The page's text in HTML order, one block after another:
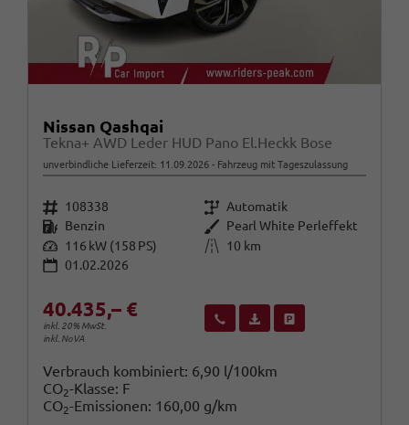
Nissan Qashqai
Tekna+ AWD Leder HUD Pano El.Heckk Bose
unverbindliche Lieferzeit: 11.09.2026 Fahrzeug mit Tageszulassung
Fahrzeugnr. 108338 Getriebe Automatik
Kraftstoff Benzin Außenfarbe Pearl White Perleffekt
Leistung 116 kW (158 PS) Kilometerstand
10 km
01.02.2026
40.435,– €
inkl. 20% MwSt.
inkl. NoVA
Wir rufen Sie anFahrzeugexposé (PDF)
Verbrauch kombiniert: 6,90 l/100km
CO2-Klasse: F
CO2-Emissionen: 160,00 g/km